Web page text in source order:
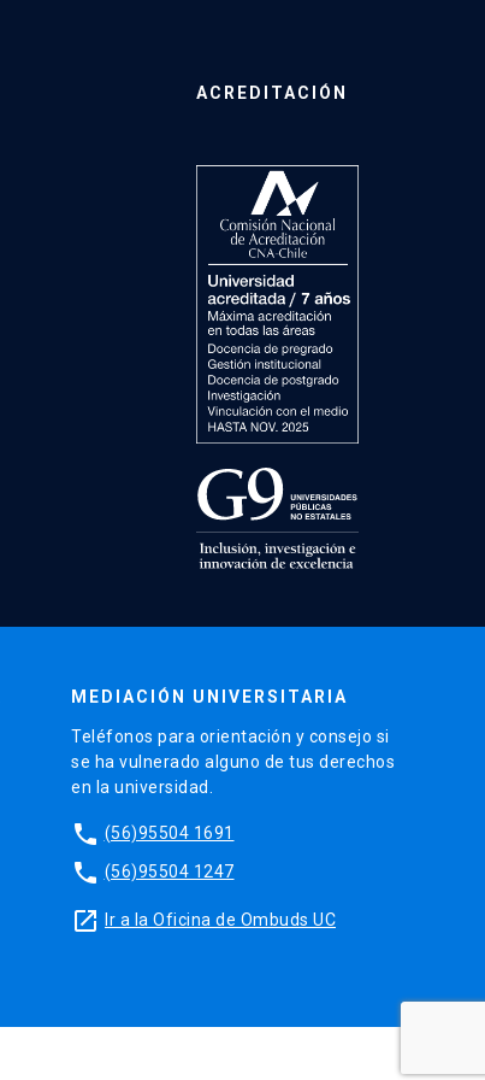
ACREDITACIÓN
MEDIACIÓN UNIVERSITARIA
Teléfonos para orientación y consejo si
se ha vulnerado alguno de tus derechos
en la universidad.
phone (56)95504 1691
phone (56)95504 1247
launch Ir a la Oficina de Ombuds UC